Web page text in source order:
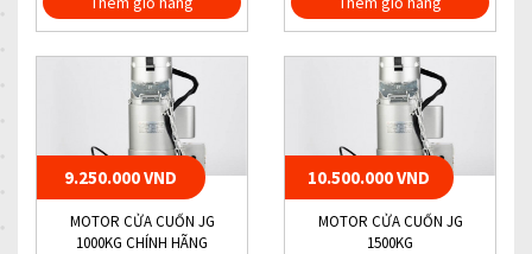
9.250.000 VND
MOTOR CỬA CUỐN JG
1000KG CHÍNH HÃNG
10.500.000 VND
MOTOR CỬA CUỐN JG
1500KG